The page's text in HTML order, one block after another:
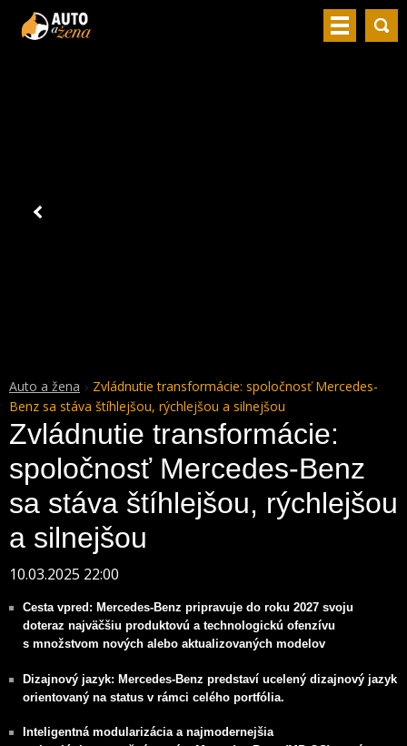
Auto a žena
Zvládnutie transformácie: spoločnosť Mercedes-
Benz sa stáva štíhlejšou, rýchlejšou a silnejšou
Zvládnutie transformácie:
spoločnosť Mercedes-Benz
sa stáva štíhlejšou, rýchlejšou
a silnejšou
10.03.2025 22:00
Cesta vpred: Mercedes-Benz pripravuje do roku 2027 svoju
doteraz najväčšiu produktovú a technologickú ofenzívu
s množstvom nových alebo aktualizovaných modelov
Dizajnový jazyk: Mercedes-Benz predstaví ucelený dizajnový jazyk
orientovaný na status v rámci celého portfólia.
Inteligentná modularizácia a najmodernejšia